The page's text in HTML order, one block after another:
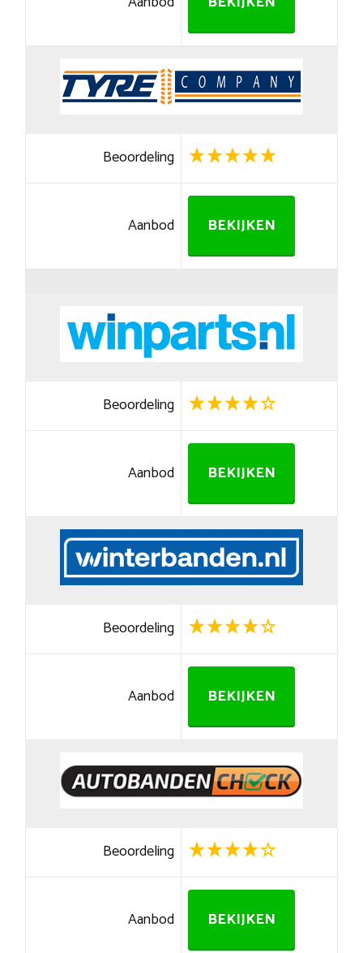
Beoordeling
Aanbod BEKIJKEN
Beoordeling
Aanbod BEKIJKEN
Beoordeling
Aanbod BEKIJKEN
Beoordeling
Aanbod BEKIJKEN